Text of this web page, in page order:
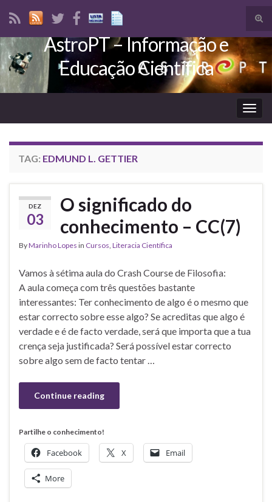
Search for:
AstroPT – Informação e
Educação Científica
TAG: EDMUND L. GETTIER
DEZ
03
O significado do
conhecimento – CC(7)
ByMarinho Lopes in Cursos, Literacia Científica
Vamos à sétima aula do Crash Course de Filosofia:
A aula começa com três questões bastante
interessantes: Ter conhecimento de algo é o mesmo que
estar correcto sobre esse algo? Se acreditas que algo é
verdade e é de facto verdade, será que importa que a tua
crença seja justificada? Será possível estar correcto
sobre algo sem de facto tentar …
Continue reading
Partilhe o conhecimento!
Facebook X Email
More